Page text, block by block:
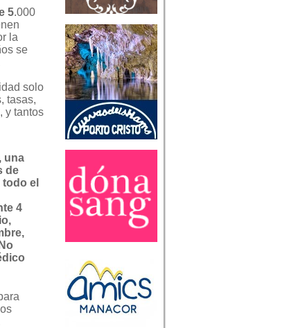
5.000
la
se
solo
tasas,
y tantos
una
de
el
4